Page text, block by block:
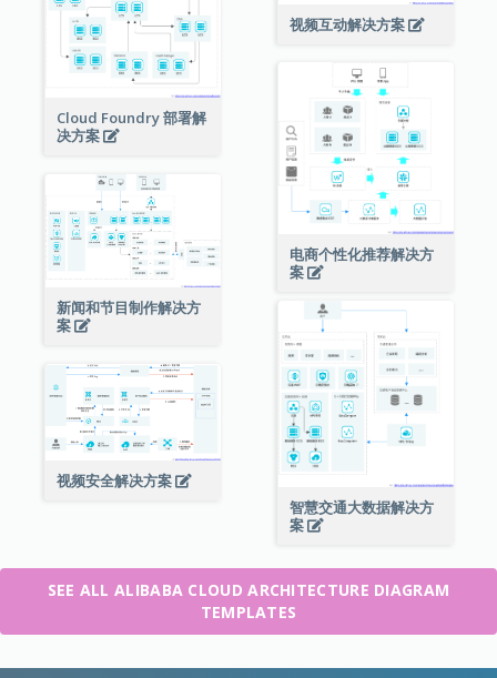
视频互动解决方案
Cloud Foundry 部署解
决方案
电商个性化推荐解决方
案
新闻和节目制作解决方
案
智慧交通大数据解决方
案
视频安全解决方案
SEE ALL ALIBABA CLOUD ARCHITECTURE DIAGRAM
TEMPLATES